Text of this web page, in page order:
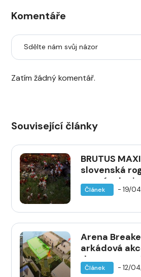
Komentáře
Sdělte nám svůj názor
Zatím žádný komentář.
Související články
BRUTUS
slovenská
mrtvým
plné verzi na
Článek - 19/
Arena
arkádová
drony
předběžného
Článek - 12/